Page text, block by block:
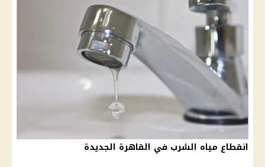
انقطاع مياه الشرب في القاهرة الجديدة